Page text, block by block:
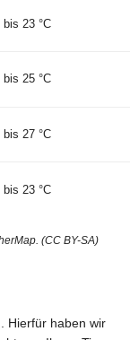
bis 23 °C
bis 25 °C
bis 27 °C
bis 23 °C
(CC BY-SA)
Hierfür haben wir